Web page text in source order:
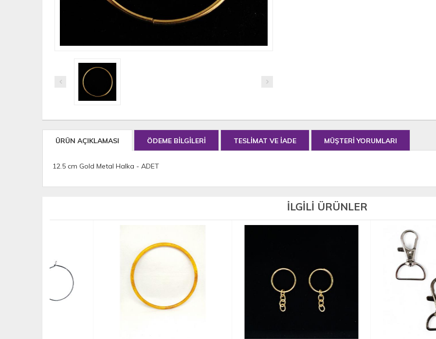
ÜRÜN AÇIKLAMASI ÖDEME BİLGİLERİ TESLİMAT VE İADE MÜŞTERİ YORUMLARI
12.5 cm Gold Metal Halka - ADET
İLGİLİ ÜRÜNLER